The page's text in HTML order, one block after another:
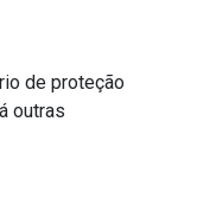
de proteção
outras